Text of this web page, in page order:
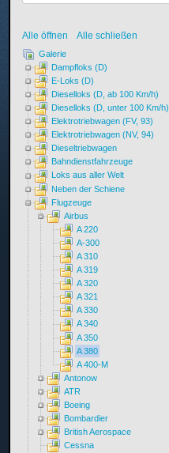
Alle öffnen Alle schließen
Galerie
Dampfloks (D)
E-Loks (D)
Dieselloks (D, ab 100 Km/h)
Dieselloks (D, unter 100 Km/h)
Elektrotriebwagen (FV, 93)
Elektrotriebwagen (NV, 94)
Dieseltriebwagen
Bahndienstfahrzeuge
Loks aus aller Welt
Neben der Schiene
Flugzeuge
Airbus
A 220
A-300
A 310
A 319
A 320
A 321
A 330
A 340
A 350
A 380
A 400-M
Antonow
ATR
Boeing
Bombardier
British Aerospace
Cessna